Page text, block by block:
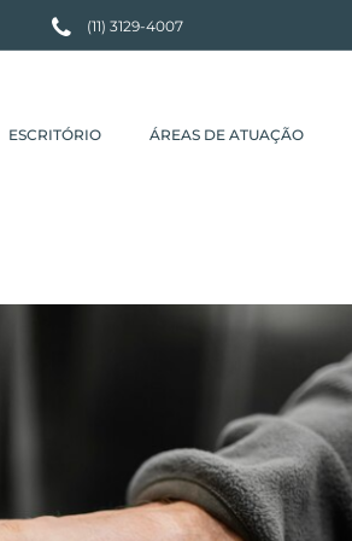
(11) 3129-4007
ESCRITÓRIO ÁREAS DE ATUAÇÃO